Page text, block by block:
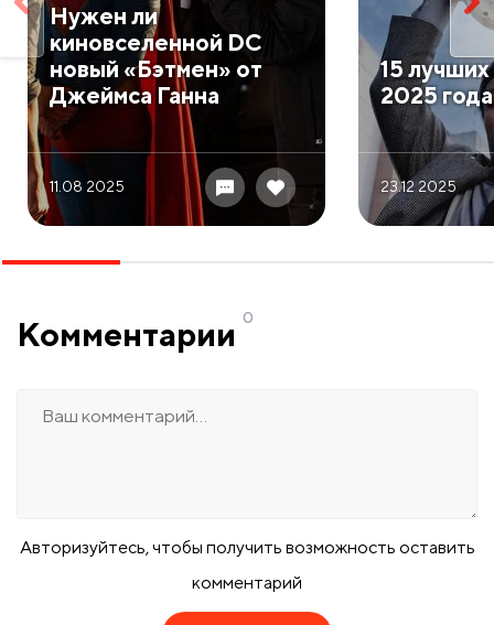
Нужен ли
киновселенной DC
новый «Бэтмен» от
Джеймса Ганна
11.08 2025
​15
2025 года
23.12 2025
Комментарии 0
Авторизуйтесь, чтобы получить возможность оставить
комментарий